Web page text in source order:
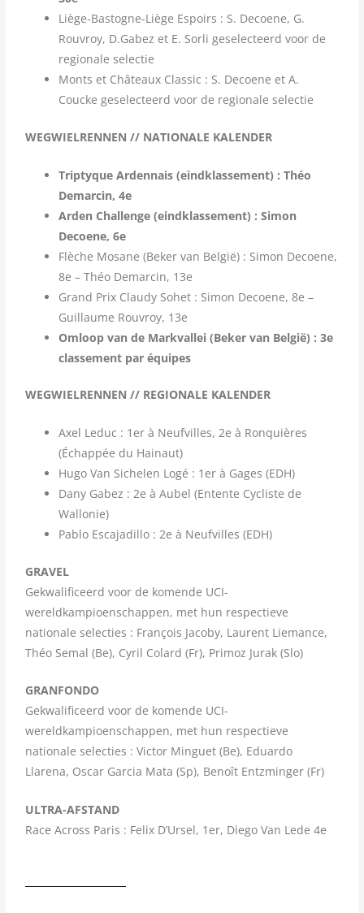
Liège-Bastogne-Liège Espoirs : S. Decoene, G.
Rouvroy, D.Gabez et E. Sorli geselecteerd voor de
regionale selectie
Monts et Châteaux Classic : S. Decoene et A.
Coucke geselecteerd voor de regionale selectie
WEGWIELRENNEN // NATIONALE KALENDER
Triptyque Ardennais (eindklassement) : Théo
Demarcin, 4e
Arden Challenge (eindklassement) : Simon
Decoene, 6e
Flèche Mosane (Beker van België) : Simon Decoene,
8e – Théo Demarcin, 13e
Grand Prix Claudy Sohet : Simon Decoene, 8e –
Guillaume Rouvroy, 13e
Omloop van de Markvallei (Beker van België) : 3e
classement par équipes
WEGWIELRENNEN // REGIONALE KALENDER
Axel Leduc : 1er à Neufvilles, 2e à Ronquières
(Échappée du Hainaut)
Hugo Van Sichelen Logé : 1er à Gages (EDH)
Dany Gabez : 2e à Aubel (Entente Cycliste de
Wallonie)
Pablo Escajadillo : 2e à Neufvilles (EDH)
GRAVEL
Gekwalificeerd voor de komende UCI-
wereldkampioenschappen, met hun respectieve
nationale selecties : François Jacoby, Laurent Liemance,
Théo Semal (Be), Cyril Colard (Fr), Primoz Jurak (Slo)
GRANFONDO
Gekwalificeerd voor de komende UCI-
wereldkampioenschappen, met hun respectieve
nationale selecties : Victor Minguet (Be), Eduardo
Llarena, Oscar Garcia Mata (Sp), Benoît Entzminger (Fr)
ULTRA-AFSTAND
Race Across Paris : Felix D’Ursel, 1er, Diego Van Lede 4e